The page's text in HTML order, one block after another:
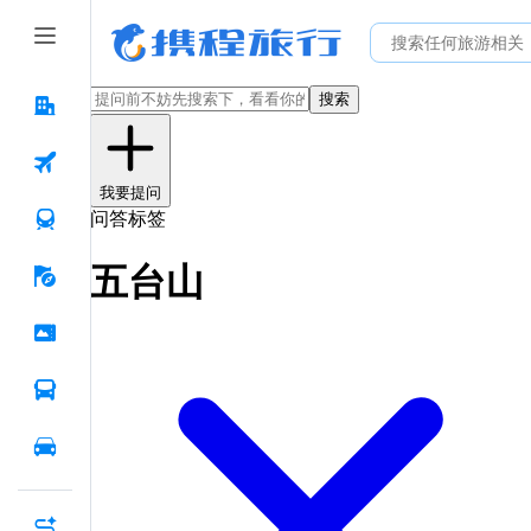
搜索
我要提问
问答标签
五台山